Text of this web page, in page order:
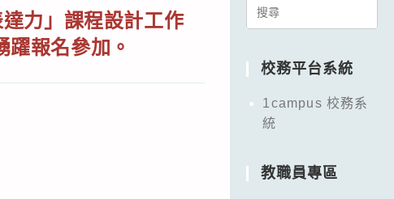
力」課程設計工作
報名參加。
Search
校務平台系統
1campus 校務系
統
教職員專區